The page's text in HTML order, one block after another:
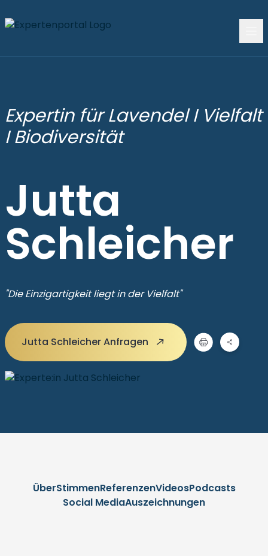
Expertin für Lavendel I Vielfalt
I Biodiversität
Jutta
Schleicher
"Die Einzigartigkeit liegt in der Vielfalt"
Jutta Schleicher Anfragen
ÜberStimmenReferenzenVideosPodcasts
Social MediaAuszeichnungen